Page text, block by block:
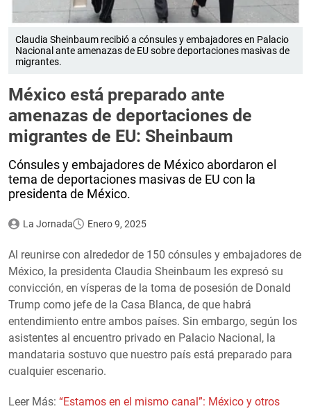
Claudia Sheinbaum recibió a cónsules y embajadores en Palacio
Nacional ante amenazas de EU sobre deportaciones masivas de
migrantes.
México está preparado ante
amenazas de deportaciones de
migrantes de EU: Sheinbaum
Cónsules y embajadores de México abordaron el
tema de deportaciones masivas de EU con la
presidenta de México.
La Jornada Enero 9, 2025
Al reunirse con alrededor de 150 cónsules y embajadores de
México, la presidenta Claudia Sheinbaum les expresó su
convicción, en vísperas de la toma de posesión de Donald
Trump como jefe de la Casa Blanca, de que habrá
entendimiento entre ambos países. Sin embargo, según los
asistentes al encuentro privado en Palacio Nacional, la
mandataria sostuvo que nuestro país está preparado para
cualquier escenario.
Leer Más: “Estamos en el mismo canal”: México y otros